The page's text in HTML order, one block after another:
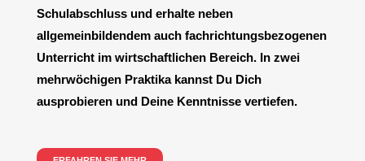
Schulabschluss und erhalte neben
allgemeinbildendem auch fachrichtungsbezogenen
Unterricht im wirtschaftlichen Bereich. In zwei
mehrwöchigen Praktika kannst Du Dich
ausprobieren und Deine Kenntnisse vertiefen.